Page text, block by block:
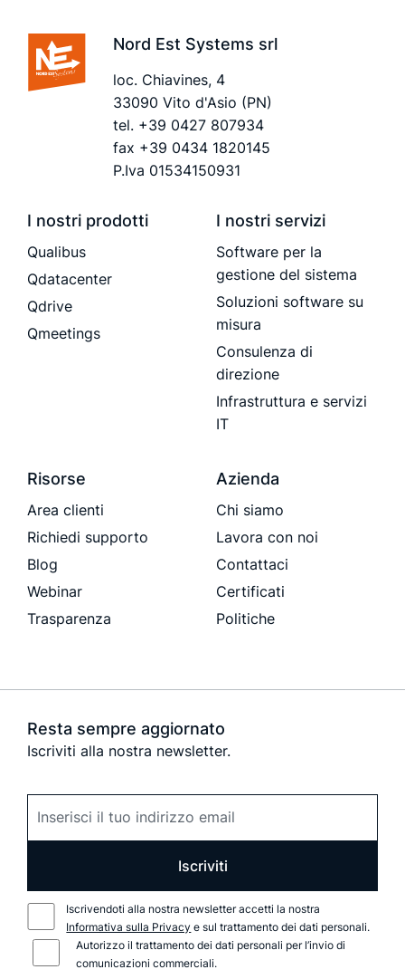
Nord Est Systems srl
loc. Chiavines, 4
33090 Vito d'Asio (PN)
tel. +39 0427 807934
fax +39 0434 1820145
P.Iva 01534150931
I nostri prodotti
Qualibus
Qdatacenter
Qdrive
Qmeetings
I nostri servizi
Software per la
gestione del sistema
Soluzioni software su
misura
Consulenza di
direzione
Infrastruttura e servizi
IT
Risorse
Area clienti
Richiedi supporto
Blog
Webinar
Trasparenza
Azienda
Chi siamo
Lavora con noi
Contattaci
Certificati
Politiche
Resta sempre aggiornato
Iscriviti alla nostra newsletter.
Iscriviti
Iscrivendoti alla nostra newsletter accetti la nostra
Informativa sulla Privacy e sul trattamento dei dati personali.
Autorizzo il trattamento dei dati personali per l’invio di
comunicazioni commerciali.